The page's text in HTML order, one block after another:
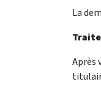
La
Après